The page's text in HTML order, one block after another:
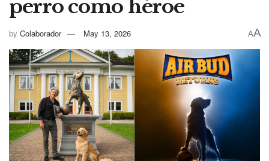
perro como héroe
by Colaborador May 13, 2026 AA